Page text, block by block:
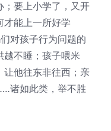
；要上小学了，又开
才能上一所好学
对孩子行为问题的
不睡；孩子喂米
让他往东非往西；亲
诸如此类，举不胜